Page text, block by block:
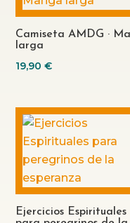
Camiseta AMDG ·
larga
19,90€
Ejercicios Espirituales